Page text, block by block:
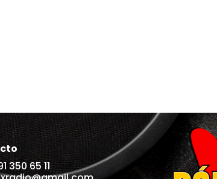
350 65 11